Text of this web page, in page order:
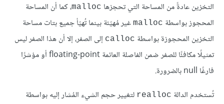
التخزين عادةً من المساحة التي تحجزها malloc، كما أن المساحة
المحجوز بواسطة malloc غير مُهيّئة بينما تُهيّأ جميع بتات مساحة
التخزين المحجوزة بواسطة calloc إلى الصفر، إلا أن هذا الصفر ليس
تمثيلًا مكافئًا للصفر ضمن الفاصلة العائمة floating-point أو مؤشرًا
فارغًا null بالضرورة.
تُستخدم الدالة realloc لتغيير حجم الشيء المُشار إليه بواسطة